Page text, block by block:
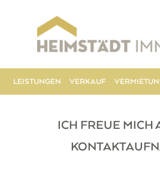
Hauptmenü
LEISTUNGEN VERKAUF
ICH FREUE MICH